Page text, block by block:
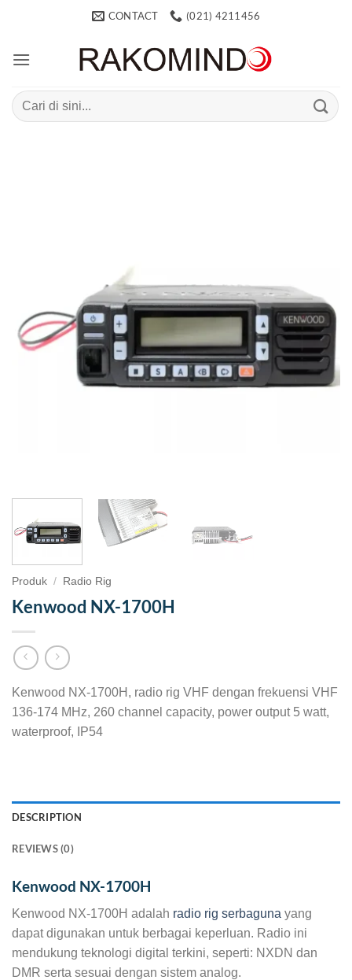
CONTACT (021) 4211456
Search
for:
Produk / Radio Rig
Kenwood NX-1700H
Kenwood NX-1700H, radio rig VHF dengan frekuensi VHF
136-174 MHz, 260 channel capacity, power output 5 watt,
waterproof, IP54
DESCRIPTION
REVIEWS (0)
Kenwood NX-1700H
Kenwood NX-1700H adalah radio rig serbaguna yang
dapat digunakan untuk berbagai keperluan. Radio ini
mendukung teknologi digital terkini, seperti: NXDN dan
DMR serta sesuai dengan sistem analog.